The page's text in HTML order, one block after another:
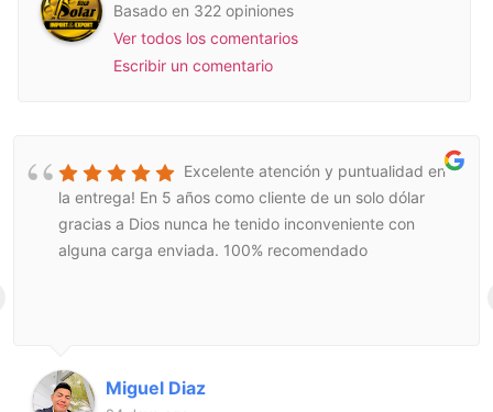
Basado en 322 opiniones
Ver todos los comentarios
Escribir un comentario
Excelente atención y puntualidad en
la entrega! En 5 años como cliente de un solo dólar
gracias a Dios nunca he tenido inconveniente con
alguna carga enviada. 100% recomendado
Miguel Diaz